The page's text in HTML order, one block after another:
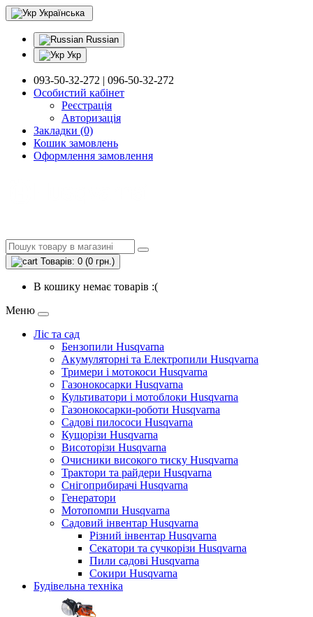
Українська
Russian
Укр
093-50-32-272 | 096-50-32-272
Особистий кабінет
Реєстрація
Авторизація
Закладки (0)
Кошик замовлень
Оформлення замовлення
Товарів: 0 (0 грн.)
В кошику немає товарів :(
Меню
Ліс та сад
Бензопили Husqvarna
Акумуляторні та Електропили Husqvarna
Тримери і мотокоси Husqvarna
Газонокосарки Husqvarna
Культиватори і мотоблоки Husqvarna
Газонокосарки-роботи Husqvarna
Садові пилососи Husqvarna
Кущорізи Husqvarna
Висоторізи Husqvarna
Очисники високого тиску Husqvarna
Трактори та райдери Husqvarna
Снігоприбирачі Husqvarna
Генератори
Мотопомпи Husqvarna
Садовий інвентар Husqvarna
Різний інвентар Husqvarna
Секатори та сучкорізи Husqvarna
Пили садові Husqvarna
Сокири Husqvarna
Будівельна техніка